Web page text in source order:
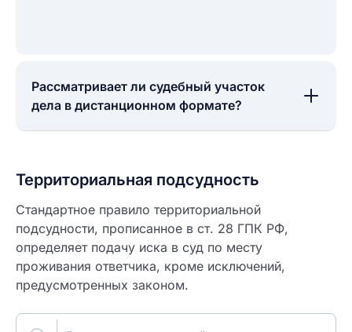
Рассматривает ли судебный участок
дела в дистанционном формате?
Территориальная подсудность
Стандартное правило территориальной
подсудности, прописанное в ст. 28 ГПК РФ,
определяет подачу иска в суд по месту
проживания ответчика, кроме исключений,
предусмотренных законом.